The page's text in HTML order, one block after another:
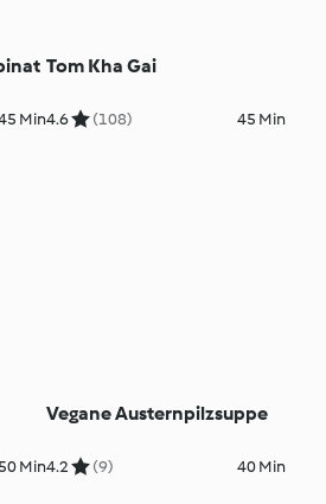
Min
Tom Kha Gai
4.6 (108) 45 Min
50 Min
Vegane Austernpilzsuppe
4.2 (9) 40 Min